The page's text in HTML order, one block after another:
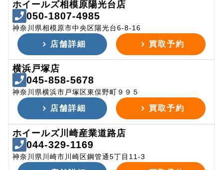
ホイールズ相模原陽光台店
050-1807-4985
神奈川県相模原市中央区陽光台6-8-16
店舗詳細 買取予約
横浜戸塚店
045-858-5678
神奈川県横浜市戸塚区東俣野町９９５
店舗詳細 買取予約
ホイールズ川崎産業道路店
044-329-1169
神奈川県川崎市川崎区鋼管通5丁目11-3